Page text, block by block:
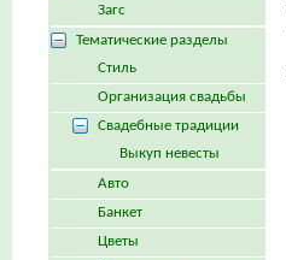
Загс
Тематические разделы
Стиль
Организация свадьбы
Свадебные традиции
Выкуп невесты
Авто
Банкет
Цветы